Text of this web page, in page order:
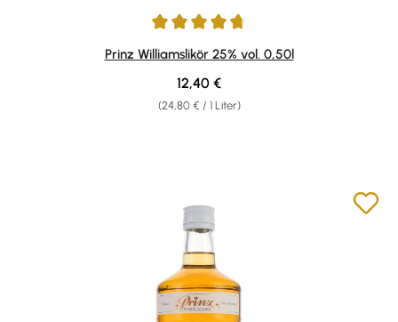
Durchschnittliche Bewertung von 4.83 von 5 Sternen
Prinz Williamslikör 25% vol. 0,50l
(24,80 € / 1 Liter)
Regulärer Preis:
12,40 €